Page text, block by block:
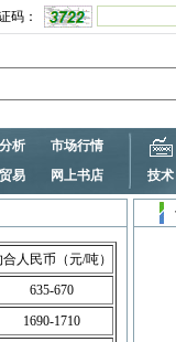
码：
析
市场行情
易 网上书店 技术
合人民币（元/吨）
635-670
1690-1710